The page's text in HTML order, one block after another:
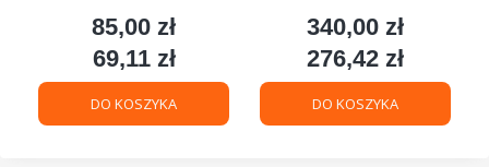
Cena
85,00 zł
Cena
69,11 zł
DO KOSZYKA
Cena
340,00 zł
Cena
276,42 zł
DO KOSZYKA